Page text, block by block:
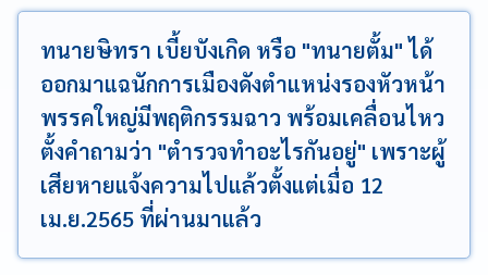
ทนายษิทรา เบี้ยบังเกิด หรือ "ทนายตั้ม" ได้
ออกมาแฉนักการเมืองดังตำแหน่งรองหัวหน้า
พรรคใหญ่มีพฤติกรรมฉาว พร้อมเคลื่อนไหว
ตั้งคำถามว่า "ตำรวจทำอะไรกันอยู่" เพราะผู้
เสียหายแจ้งความไปแล้วตั้งแต่เมื่อ 12
เม.ย.2565 ที่ผ่านมาแล้ว